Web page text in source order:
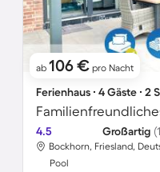
ab 106 € pro Nacht
Ferienhaus ∙ 4 Gäste ∙ 2
4.5 Großartig
Bockhorn, Friesland,
Pool